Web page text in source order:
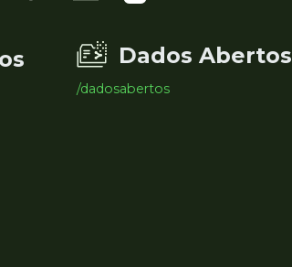
Dados Abertos
/dadosabertos